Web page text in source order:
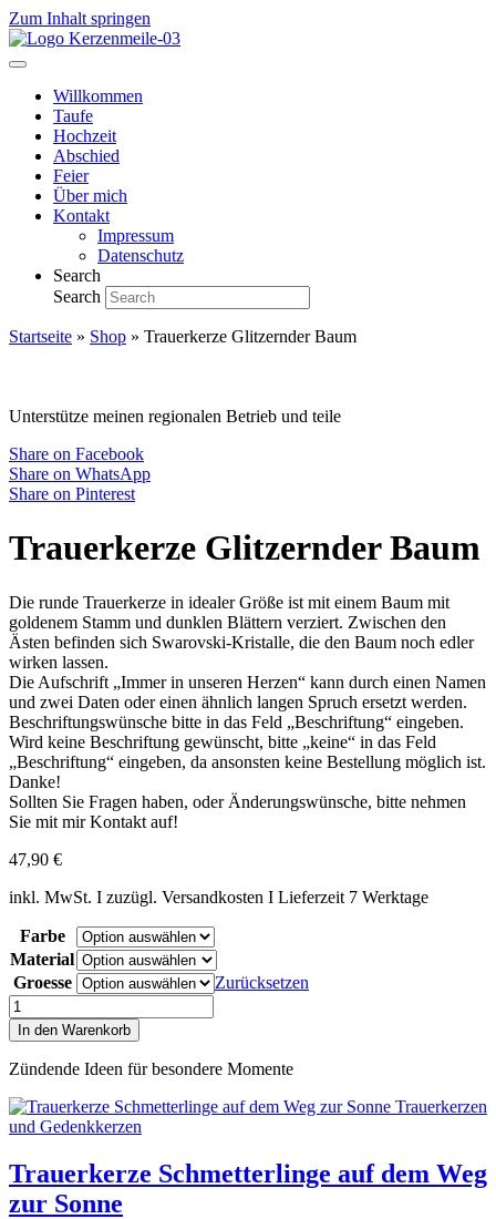
Zum Inhalt springen
Willkommen
Taufe
Hochzeit
Abschied
Feier
Über mich
Kontakt
Impressum
Datenschutz
Search
Search
Startseite » Shop » Trauerkerze Glitzernder Baum
Unterstütze meinen regionalen Betrieb und teile
Share on Facebook
Share on WhatsApp
Share on Pinterest
Trauerkerze Glitzernder Baum
Die runde Trauerkerze in idealer Größe ist mit einem Baum mit
goldenem Stamm und dunklen Blättern verziert. Zwischen den
Ästen befinden sich Swarovski-Kristalle, die den Baum noch edler
wirken lassen.
Die Aufschrift „Immer in unseren Herzen“ kann durch einen Namen
und zwei Daten oder einen ähnlich langen Spruch ersetzt werden.
Beschriftungswünsche bitte in das Feld „Beschriftung“ eingeben.
Wird keine Beschriftung gewünscht, bitte „keine“ in das Feld
„Beschriftung“ eingeben, da ansonsten keine Bestellung möglich ist.
Danke!
Sollten Sie Fragen haben, oder Änderungswünsche, bitte nehmen
Sie mit mir Kontakt auf!
47,90 €
inkl. MwSt. I zuzügl. Versandkosten I Lieferzeit 7 Werktage
Farbe
Material
Groesse
Zurücksetzen
Trauerkerze
Glitzernder
Baum
Menge
In den Warenkorb
Zündende Ideen für besondere Momente
Trauerkerze Schmetterlinge auf dem Weg
zur Sonne